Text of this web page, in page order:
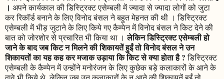
। अपने कार्यकाल की डिस्ट्रिक्ट एसेम्बली में ज्यादा से ज्यादा लोगों को जुटा
कर रिकॉर्ड बनाने के लिए विनोद बंसल ने बहुत मेहनत की थी । डिस्ट्रिक्ट
एसेम्बली में भीड़ जुटाने के लिए किये गए कैम्पेन में विनोद बंसल ने किट देने की
बात को जोरशोर से प्रचारित भी किया था ।लेकिन डिस्ट्रिक्ट एसेम्बली हो
जाने के बाद जब किट न मिलने की शिकायतें हुईं तो विनोद बंसल ने उन
शिकायतों का यह कह कर मजाक उड़ाया कि किट से क्या होता है ?डिस्ट्रिक्ट
एसेम्बली के कैम्पेन में उन्होंने मनोरंजन के लिए कुछेक बड़े कलाकारों के आने के